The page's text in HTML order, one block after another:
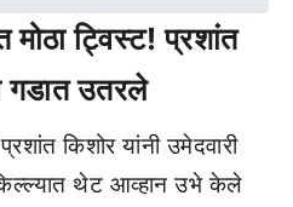
मोठा ट्विस्ट! प्रशांत
गडात उतरले
किशोर यांनी उमेदवारी
थेट आव्हान उभे केले